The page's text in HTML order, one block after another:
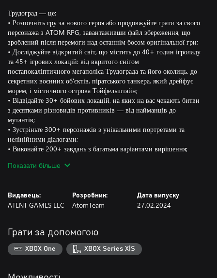
Трудоград — це:
• Розпочніть гру за нового героя або продовжуйте грати за свого
персонажа з ATOM RPG, завантаживши файл збереження, що
зроблений після перемоги над останнім босом оригінальної гри;
• Досліджуйте відкритий світ, що містить до 40+ годин ігроладу
та 45+ ігрових локацій: від вкритого снігом
постапокаліптичного мегаполіса Трудограда та його околиць, до
секретних воєнних об'єктів, піратського танкера, який дрейфує
морем, і містичного острова Тойфельштайн;
• Відвідайте 30+ бойових локацій, на яких на вас чекають битви
з десятками різновидів противників — від найманців до
мутантів;
• Зустріньте 300+ персонажів з унікальними портретами та
нелінійними діалогами;
• Виконайте 200+ завдань з багатьма варіантами вирішення;
сюжетами та унікальним візуальним оформленням;
• Жахайте ворогів за допомогою трьох різновидів самохідних
броньованих екзоскелетів радянського виробництва, з опціями
І багато іншого!
Показати більше
Видавець:
ATENT GAMES LLC
Розробник:
AtomTeam
Дата випуску
27.02.2024
Грати за допомогою
XBOX One XBOX Series X|S